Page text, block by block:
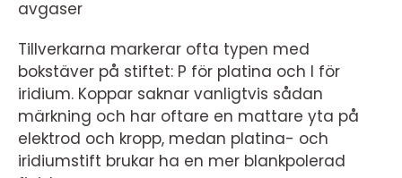
avgaser
Tillverkarna markerar ofta typen med
bokstäver på stiftet: P för platina och I för
iridium. Koppar saknar vanligtvis sådan
märkning och har oftare en mattare yta på
elektrod och kropp, medan platina- och
iridiumstift brukar ha en mer blankpolerad